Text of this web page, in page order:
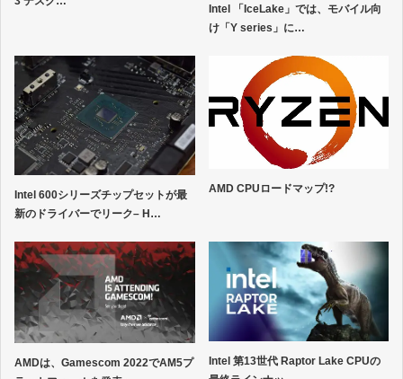
Intel 「IceLake」では、モバイル向
け「Y series」に…
Intel 600シリーズチップセットが最
新のドライバーでリーク– H…
AMD CPUロードマップ!?
AMDは、Gamescom 2022でAM5プ
Intel 第13世代 Raptor Lake CPUの